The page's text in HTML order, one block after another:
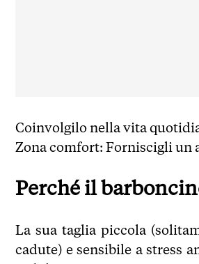
Coinvolgilo nella vita
Zona comfort: Forniscigli un
Perché il
La sua taglia piccola
cadute) e sensibile a stress